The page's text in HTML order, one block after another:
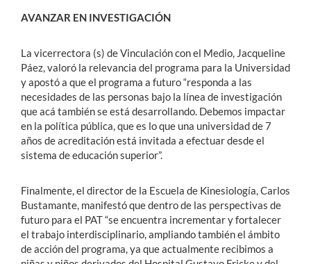
AVANZAR EN INVESTIGACIÓN
La vicerrectora (s) de Vinculación con el Medio, Jacqueline
Páez, valoró la relevancia del programa para la Universidad
y apostó a que el programa a futuro “responda a las
necesidades de las personas bajo la línea de investigación
que acá también se está desarrollando. Debemos impactar
en la política pública, que es lo que una universidad de 7
años de acreditación está invitada a efectuar desde el
sistema de educación superior”.
Finalmente, el director de la Escuela de Kinesiología, Carlos
Bustamante, manifestó que dentro de las perspectivas de
futuro para el PAT “se encuentra incrementar y fortalecer
el trabajo interdisciplinario, ampliando también el ámbito
de acción del programa, ya que actualmente recibimos a